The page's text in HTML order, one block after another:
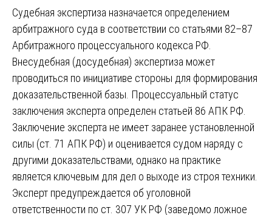
Судебная экспертиза назначается определением
арбитражного суда в соответствии со статьями 82–87
Арбитражного процессуального кодекса РФ.
Внесудебная (досудебная) экспертиза может
проводиться по инициативе стороны для формирования
доказательственной базы. Процессуальный статус
заключения эксперта определен статьей 86 АПК РФ.
Заключение эксперта не имеет заранее установленной
силы (ст. 71 АПК РФ) и оценивается судом наряду с
другими доказательствами, однако на практике
является ключевым для дел о выходе из строя техники.
Эксперт предупреждается об уголовной
ответственности по ст. 307 УК РФ (заведомо ложное